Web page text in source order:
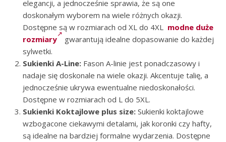
elegancji, a jednocześnie sprawia, że są one
doskonałym wyborem na wiele różnych okazji.
Dostępne są w rozmiarach od XL do 4XL modne duże
rozmiary
gwarantują idealne dopasowanie do każdej
sylwetki.
Sukienki A-Line: Fason A-linie jest ponadczasowy i
nadaje się doskonale na wiele okazji. Akcentuje talię, a
jednocześnie ukrywa ewentualne niedoskonałości.
Dostępne w rozmiarach od L do 5XL.
Sukienki Koktajlowe plus size: Sukienki koktajlowe
wzbogacone ciekawymi detalami, jak koronki czy hafty,
są idealne na bardziej formalne wydarzenia. Dostępne